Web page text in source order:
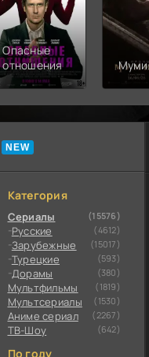
Опасные
отношения
Категория
Сериалы (15576)
Русские (4612)
Зарубежные (15017)
Турецкие (593)
Дорамы (380)
Мультфильмы (1819)
Мультсериалы (1530)
Аниме сериал (2267)
ТВ-Шоу (642)
По году